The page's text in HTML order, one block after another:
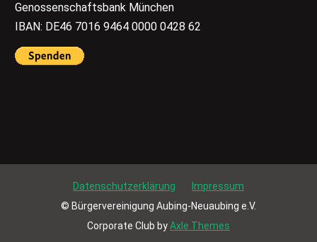
Genossenschaftsbank München
IBAN: DE46 7016 9464 0000 0428 62
Datenschutzerklärung
Impressum
© Bürgervereinigung Aubing-Neuaubing e.V.
Corporate Club byAxle Themes